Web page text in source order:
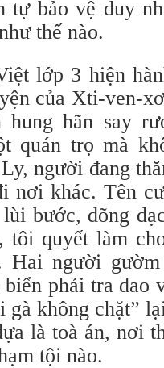
tự bảo vệ duy
thế nào.
lớp 3 hiện
của Xti-ven-
hung hãn say
quán trọ mà
người đang
nơi khác. Tên
bước, dõng
tôi quyết làm
Hai người
phải tra dao
gà không chặt”
là toà án, nơi
tội nào.